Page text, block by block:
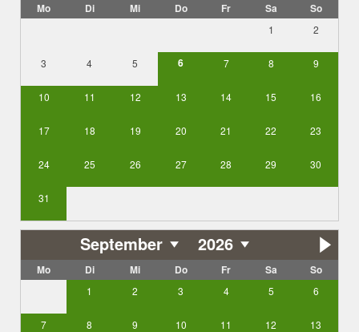
Mo Di Mi Do Fr Sa So
1 2
3 4 5 6 7 8 9
10 11 12 13 14 15 16
17 18 19 20 21 22 23
24 25 26 27 28 29 30
31
September 2026
Mo Di Mi Do Fr Sa So
1 2 3 4 5 6
7 8 9 10 11 12 13